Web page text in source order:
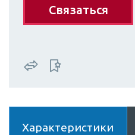
Связаться
Характеристики